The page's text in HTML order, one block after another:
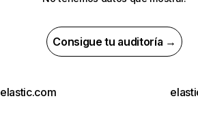
Consigue tu auditoría →
elastic.com